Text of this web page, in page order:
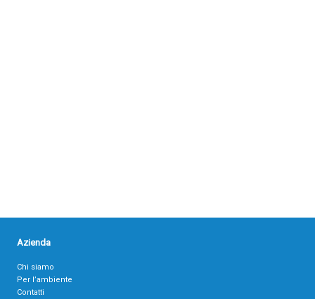
Azienda
Chi siamo
Per l’ambiente
Contatti